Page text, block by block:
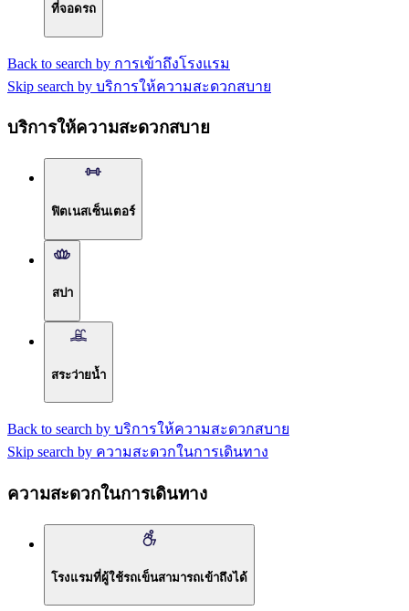
ที่จอดรถ
Back to search by การเข้าถึงโรงแรม
Skip search by บริการให้ความสะดวกสบาย
บริการให้ความสะดวกสบาย
ฟิตเนสเซ็นเตอร์
สปา
สระว่ายน้ำ
Back to search by บริการให้ความสะดวกสบาย
Skip search by ความสะดวกในการเดินทาง
ความสะดวกในการเดินทาง
โรงแรมที่ผู้ใช้รถเข็นสามารถเข้าถึงได้